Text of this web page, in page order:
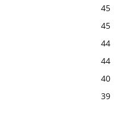
45
45
44
44
40
39